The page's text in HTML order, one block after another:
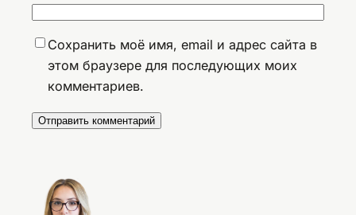
Сохранить моё имя, email и адрес сайта в
этом браузере для последующих моих
комментариев.